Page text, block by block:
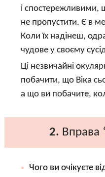
і спостережливими,
не пропустити. Є в
Коли їх надінеш,
чудове у своєму
Ці незвичайні
побачити, що Віка
а що ви побачите,
2. Вправа
Чого ви очікуєте